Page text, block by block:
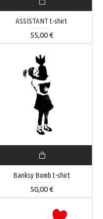
ASSISTANT t-shirt
55,00 €
Banksy Bomb t-shirt
50,00 €